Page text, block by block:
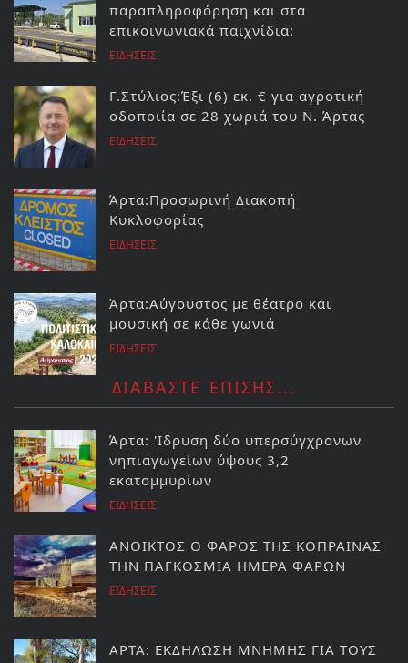
παραπληροφόρηση και στα
επικοινωνιακά παιχνίδια:
ΕΙΔΗΣΕΙΣ
Γ.Στύλιος:Έξι (6) εκ. € για αγροτική
οδοποιία σε 28 χωριά του Ν. Άρτας
ΕΙΔΗΣΕΙΣ
Άρτα:Προσωρινή Διακοπή
Κυκλοφορίας
ΕΙΔΗΣΕΙΣ
Άρτα:Αύγουστος με θέατρο και
μουσική σε κάθε γωνιά
ΕΙΔΗΣΕΙΣ
ΔΙΑΒΑΣΤΕ ΕΠΙΣΗΣ...
Άρτα: 'Ιδρυση δύο υπερσύγχρονων
νηπιαγωγείων ύψους 3,2
εκατομμυρίων
ΕΙΔΗΣΕΙΣ
ΑΝΟΙΚΤΟΣ Ο ΦΑΡΟΣ ΤΗΣ ΚΟΠΡΑΙΝΑΣ
ΤΗΝ ΠΑΓΚΟΣΜΙΑ ΗΜΕΡΑ ΦΑΡΩΝ
ΕΙΔΗΣΕΙΣ
ΑΡΤΑ: ΕΚΔΗΛΩΣΗ ΜΝΗΜΗΣ ΓΙΑ ΤΟΥΣ